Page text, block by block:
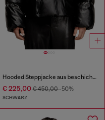
Hooded Steppjacke aus beschichtetem Gewebe
€ 225,00€ 450,00-50%
SCHWARZ